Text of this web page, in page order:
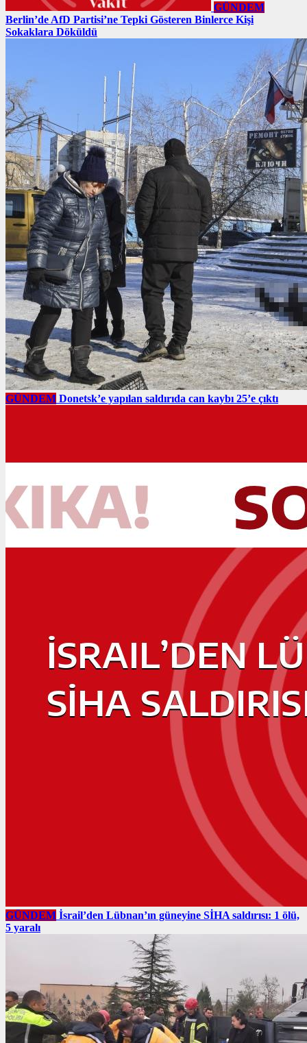
GÜNDEM
Berlin’de AfD Partisi’ne Tepki Gösteren Binlerce Kişi
Sokaklara Döküldü
GÜNDEM Donetsk’e yapılan saldırıda can kaybı 25’e çıktı
GÜNDEM İsrail’den Lübnan’ın güneyine SİHA saldırısı: 1 ölü,
5 yaralı